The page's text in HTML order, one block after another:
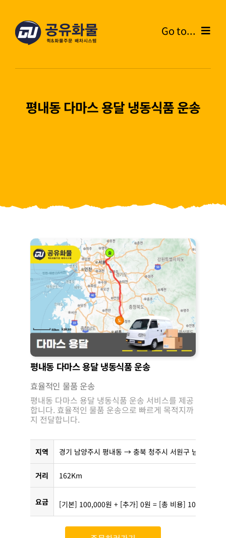
Go to...
블로그
평내동 다마스 용달 냉동식품 운송
평내동 다마스 용달 냉동식품 운송
효율적인 물품 운송
평내동 다마스 용달 냉동식품 운송 서비스를 제공
합니다. 효율적인 물품 운송으로 빠르게 목적지까
지 전달합니다.
지역 경기 남양주시 평내동 → 충북 청주시 서원구 남이면 석
거리 162Km
요금 [기본] 100,000원 + [추가] 0원 = [총 비용] 100,000원